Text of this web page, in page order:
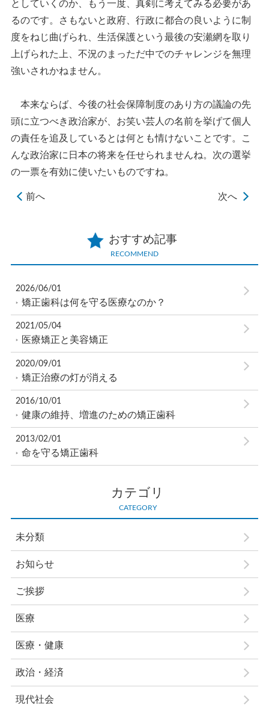
としていくのか、もう一度、真剣に考えてみる必要があ
るのです。さもないと政府、行政に都合の良いように制
度をねじ曲げられ、生活保護という最後の安瀬網を取り
上げられた上、不況のまっただ中でのチャレンジを無理
強いされかねません。
本来ならば、今後の社会保障制度のあり方の議論の先
頭に立つべき政治家が、お笑い芸人の名前を挙げて個人
の責任を追及しているとは何とも情けないことです。こ
んな政治家に日本の将来を任せられませんね。次の選挙
の一票を有効に使いたいものですね。
前へ 次へ
おすすめ記事
RECOMMEND
2026/06/01
矯正歯科は何を守る医療なのか？
2021/05/04
医療矯正と美容矯正
2020/09/01
矯正治療の灯が消える
2016/10/01
健康の維持、増進のための矯正歯科
2013/02/01
命を守る矯正歯科
カテゴリ
CATEGORY
未分類
お知らせ
ご挨拶
医療
医療・健康
政治・経済
現代社会